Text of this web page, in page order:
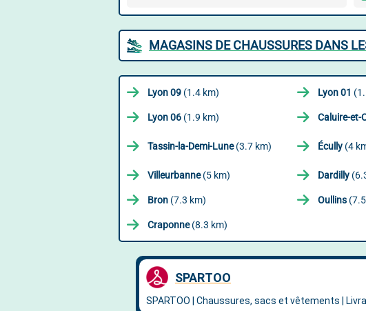
MAGASINS DE CHAUSSURES DANS
Lyon 09 (1.4 km) Lyon 01
Lyon 06 (1.9 km) Caluire-et-
Tassin-la-Demi-Lune(3.7 km) Écully(4
Villeurbanne(5 km) Dardilly
Bron (7.3 km) Oullins(7.5
Craponne(8.3 km)